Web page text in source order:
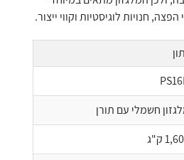
חנויות לוגיסטיות וקווי ייצור.
חשמלי עם תורן
ק"ג